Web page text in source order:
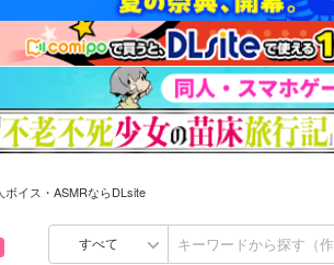
イス・ASMRならDLsite
すべて